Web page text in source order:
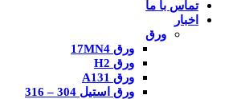
تماس با ما
اخبار
ورق
ورق 17MN4
ورق H2
ورق A131
ورق استیل 304 – 316